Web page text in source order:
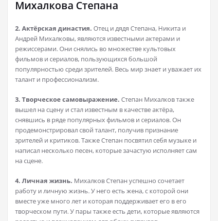
Михалкова Степана
2. Актёрская династия. Отец и дядя Степана, Никита и
Андрей Михалковы, являются известными актерами и
режиссерами. Они снялись во множестве культовых
фильмов и сериалов, пользующихся большой
популярностью среди зрителей. Весь мир знает и уважает их
талант и профессионализм.
3. Творческое самовыражение. Степан Михалков также
вышел на сцену и стал известным в качестве актёра,
снявшись в ряде популярных фильмов и сериалов. Он
продемонстрировал свой талант, получив признание
зрителей и критиков. Также Степан посвятил себя музыке и
написал несколько песен, которые зачастую исполняет сам
на сцене.
4. Личная жизнь. Михалков Степан успешно сочетает
работу и личную жизнь. У него есть жена, с которой они
вместе уже много лет и которая поддерживает его в его
творческом пути. У пары также есть дети, которые являются